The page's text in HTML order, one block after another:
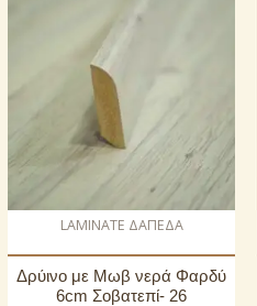
LAMINATE ΔΑΠΕΔΑ
Δρύινο με Μωβ νερά Φαρδύ
6cm Σοβατεπί- 26